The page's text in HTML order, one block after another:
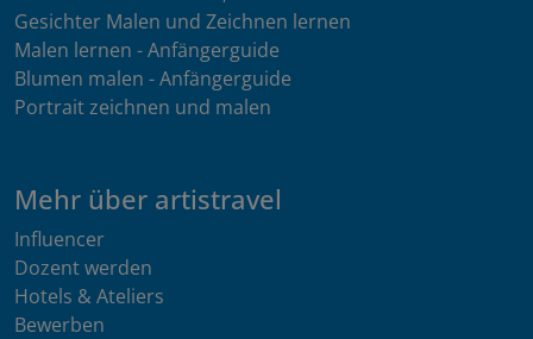
Gesichter Malen und Zeichnen lernen
Malen lernen - Anfängerguide
Blumen malen - Anfängerguide
Portrait zeichnen und malen
Mehr über artistravel
Influencer
Dozent werden
Hotels & Ateliers
Bewerben